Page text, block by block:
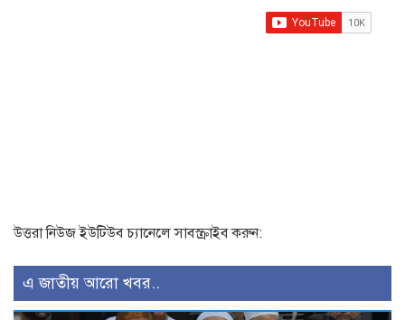
উত্তরা নিউজ ইউটিউব চ্যানেলে সাবস্ক্রাইব করুন:
এ জাতীয় আরো খবর..